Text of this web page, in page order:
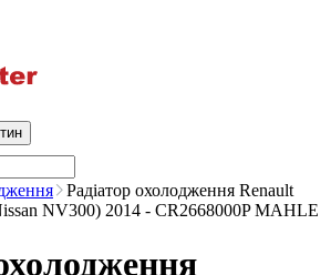
Радіатор охолодження Renault
NV300) 2014 - CR2668000P MAHLE